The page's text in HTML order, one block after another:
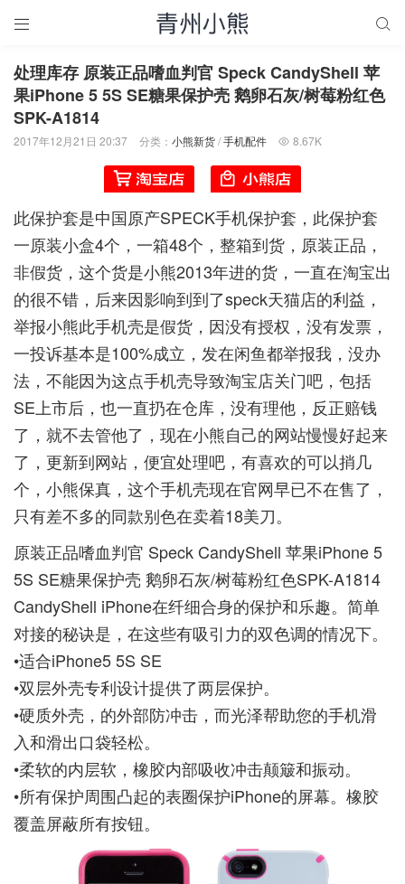
 
处理库存 原装正品嗜血判官 Speck CandyShell 苹
果iPhone 5 5S SE糖果保护壳 鹅卵石灰/树莓粉红色
SPK-A1814
2017年12月21日 20:37 分类： 小熊新货/手机配件  8.67K
此保护套是中国原产SPECK手机保护套，此保护套
一原装小盒4个，一箱48个，整箱到货，原装正品，
非假货，这个货是小熊2013年进的货，一直在淘宝出
的很不错，后来因影响到到了speck天猫店的利益，
举报小熊此手机壳是假货，因没有授权，没有发票，
一投诉基本是100%成立，发在闲鱼都举报我，没办
法，不能因为这点手机壳导致淘宝店关门吧，包括
SE上市后，也一直扔在仓库，没有理他，反正赔钱
了，就不去管他了，现在小熊自己的网站慢慢好起来
了，更新到网站，便宜处理吧，有喜欢的可以捎几
个，小熊保真，这个手机壳现在官网早已不在售了，
只有差不多的同款别色在卖着18美刀。
原装正品嗜血判官 Speck CandyShell 苹果iPhone 5
5S SE糖果保护壳 鹅卵石灰/树莓粉红色SPK-A1814
CandyShell iPhone在纤细合身的保护和乐趣。简单
对接的秘诀是，在这些有吸引力的双色调的情况下。
•适合iPhone5 5S SE
•双层外壳专利设计提供了两层保护。
•硬质外壳，的外部防冲击，而光泽帮助您的手机滑
入和滑出口袋轻松。
•柔软的内层软，橡胶内部吸收冲击颠簸和振动。
•所有保护周围凸起的表圈保护iPhone的屏幕。橡胶
覆盖屏蔽所有按钮。